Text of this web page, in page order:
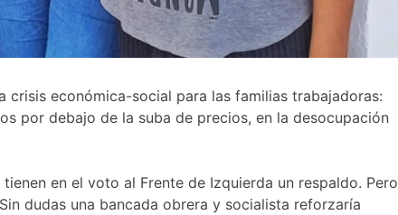
económica-social para las familias trabajadoras:
por debajo de la suba de precios, en la desocupación
en el voto al Frente de Izquierda un respaldo. Pero
dudas una bancada obrera y socialista reforzaría